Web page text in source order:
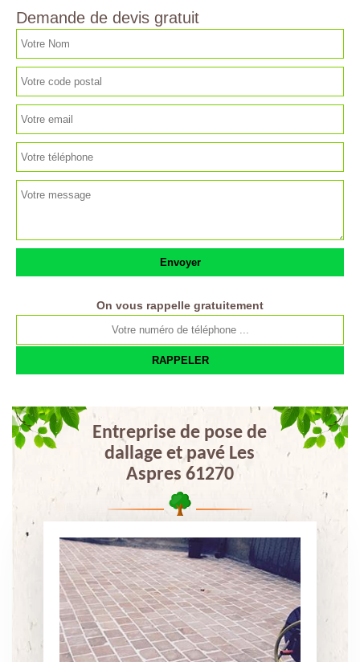
Demande de devis gratuit
On vous rappelle gratuitement
Entreprise de pose de
dallage et pavé Les
Aspres 61270